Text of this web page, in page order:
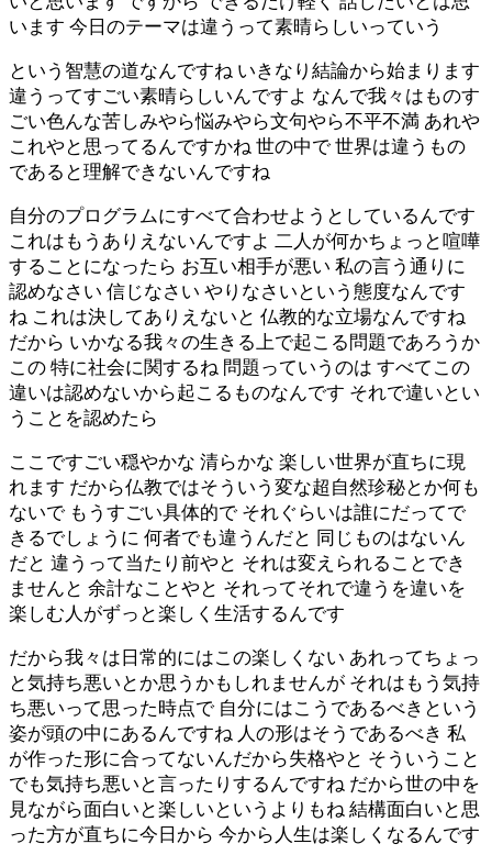
います 今日のテーマは違うって素晴らしいっていう
という智慧の道なんですね いきなり結論から始まります
違うってすごい素晴らしいんですよ なんで我々はものす
ごい色んな苦しみやら悩みやら文句やら不平不満 あれや
これやと思ってるんですかね 世の中で 世界は違うもの
であると理解できないんですね
自分のプログラムにすべて合わせようとしているんです
これはもうありえないんですよ 二人が何かちょっと喧嘩
することになったら お互い相手が悪い 私の言う通りに
認めなさい 信じなさい やりなさいという態度なんです
ね これは決してありえないと 仏教的な立場なんですね
だから いかなる我々の生きる上で起こる問題であろうか
この 特に社会に関するね 問題っていうのは すべてこの
違いは認めないから起こるものなんです それで違いとい
うことを認めたら
ここですごい穏やかな 清らかな 楽しい世界が直ちに現
れます だから仏教ではそういう変な超自然珍秘とか何も
ないで もうすごい具体的で それぐらいは誰にだってで
きるでしょうに 何者でも違うんだと 同じものはないん
だと 違うって当たり前やと それは変えられることでき
ませんと 余計なことやと それってそれで違うを違いを
楽しむ人がずっと楽しく生活するんです
だから我々は日常的にはこの楽しくない あれってちょっ
と気持ち悪いとか思うかもしれませんが それはもう気持
ち悪いって思った時点で 自分にはこうであるべきという
姿が頭の中にあるんですね 人の形はそうであるべき 私
が作った形に合ってないんだから失格やと そういうこと
でも気持ち悪いと言ったりするんですね だから世の中を
見ながら面白いと楽しいというよりもね 結構面白いと思
った方が直ちに今日から 今から人生は楽しくなるんです